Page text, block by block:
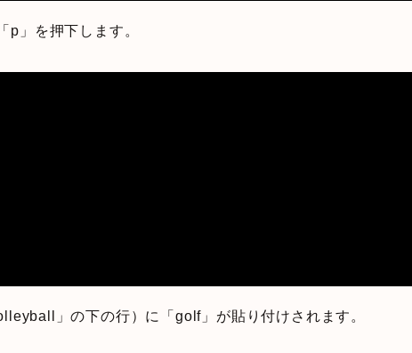
p」を押下します。
」の下の行）に「golf」が貼り付けされます。